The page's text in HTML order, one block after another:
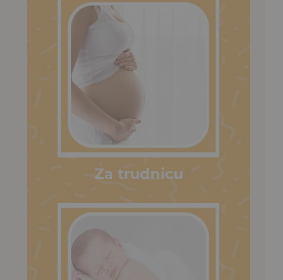
Za trudnicu